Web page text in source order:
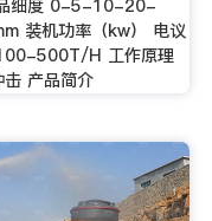
细度 0-5-10-20-
装机功率（kw） 电议
500T/H 工作原理
击 产品简介